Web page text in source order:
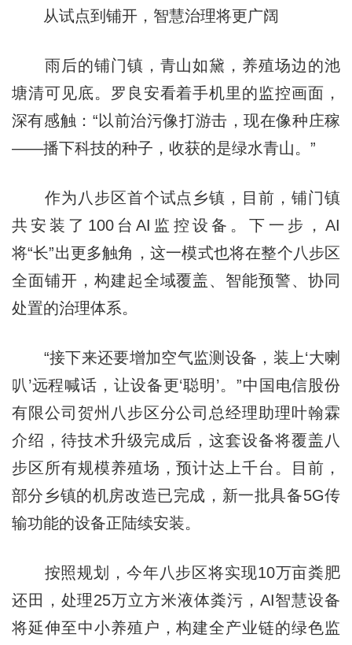
从试点到铺开，智慧治理将更广阔
雨后的铺门镇，青山如黛，养殖场边的池
塘清可见底。罗良安看着手机里的监控画面，
深有感触：“以前治污像打游击，现在像种庄稼
——播下科技的种子，收获的是绿水青山。”
作为八步区首个试点乡镇，目前，铺门镇
共安装了100台AI监控设备。下一步，AI
将“长”出更多触角，这一模式也将在整个八步区
全面铺开，构建起全域覆盖、智能预警、协同
处置的治理体系。
“接下来还要增加空气监测设备，装上‘大喇
叭’远程喊话，让设备更‘聪明’。”中国电信股份
有限公司贺州八步区分公司总经理助理叶翰霖
介绍，待技术升级完成后，这套设备将覆盖八
步区所有规模养殖场，预计达上千台。目前，
部分乡镇的机房改造已完成，新一批具备5G传
输功能的设备正陆续安装。
按照规划，今年八步区将实现10万亩粪肥
还田，处理25万立方米液体粪污，AI智慧设备
将延伸至中小养殖户，构建全产业链的绿色监